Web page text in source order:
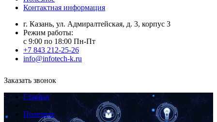
Контактная информация
г. Казань, ул. Адмиралтейская, д. 3, корпус 3
Режим работы:
с 9:00 по 18:00 Пн-Пт
+7 843 212-25-26
info@infotech-k.ru
Заказать звонок
Главная
Полезное